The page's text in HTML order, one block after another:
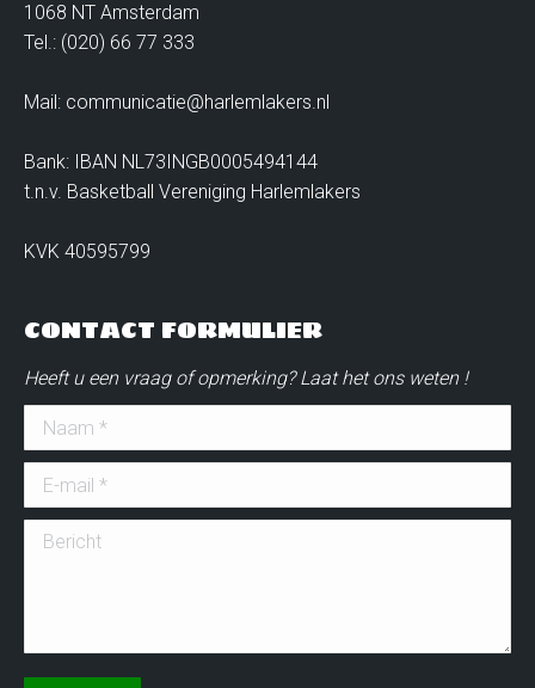
1068 NT Amsterdam
Tel.: (020) 66 77 333
Mail: communicatie@harlemlakers.nl
Bank: IBAN NL73INGB0005494144
t.n.v. Basketball Vereniging Harlemlakers
KVK 40595799
CONTACT FORMULIER
Heeft u een vraag of opmerking? Laat het ons weten !
Naam *
E-mail *
Bericht